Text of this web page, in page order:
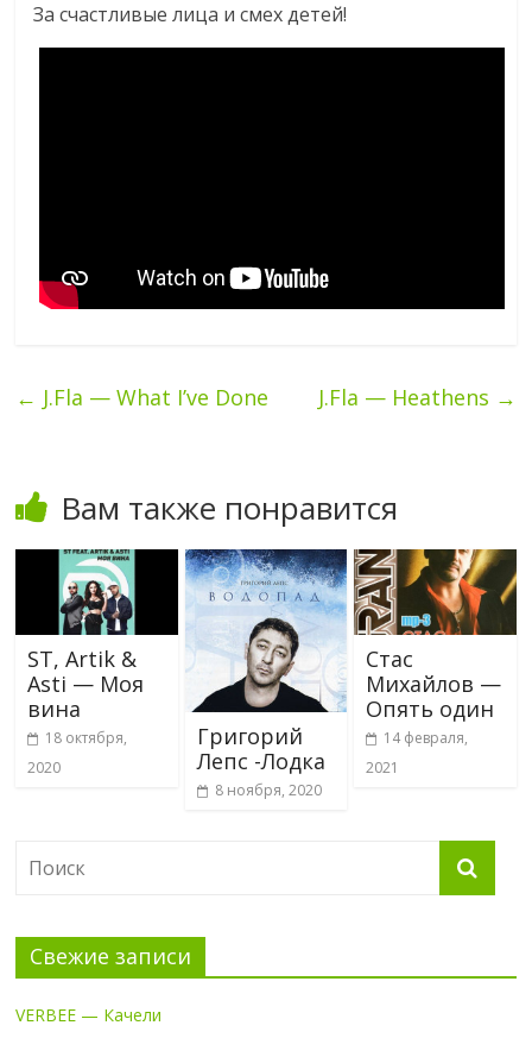
За счастливые лица и смех детей!
← J.Fla — What I’ve Done J.Fla — Heathens →
Вам также понравится
ST, Artik &
Asti — Моя
вина
18 октября,
2020
Григорий
Лепс -Лодка
8 ноября, 2020
Стас
Михайлов —
Опять один
14 февраля,
2021
Свежие записи
VERBEE — Качели